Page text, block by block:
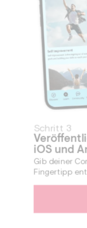
Schritt 3
iOS und
Gib deiner
Fingertipp